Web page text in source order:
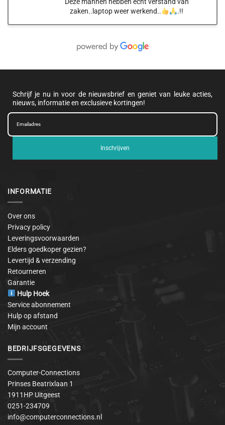
Deze mannen hebben écht verstand van
zaken..laptop weer werkend..
.!!
Schrijf je nu in voor de nieuwsbrief en geniet van leuke acties,
nieuws, informatie en exclusieve kortingen!
Inschrijven
INFORMATIE
Over ons
Privacy policy
Leveringsvoorwaarden
Elders goedkoper gezien?
Levertijd & verzending
Retourneren
Garantie
Hulp Hoek
Service abonnement
Hulp op afstand
Mijn account
BEDRIJFSGEGEVENS
Computer-Connections
Prinses Beatrixlaan 1
1911HP Uitgeest
0251-234709
info@computerconnections.nl